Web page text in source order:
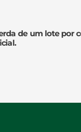
de um lote por